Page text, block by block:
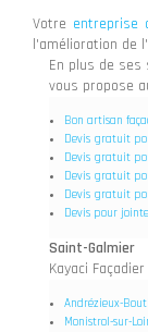
Votre entreprise
l'amélioration de
En plus de ses
vous propose
Bon artisan
Devis gratuit
Devis gratuit
Devis gratuit
Devis gratuit
Devis pour
Saint-Galmier
Kayaci
Andrézieux-
Monistrol-sur-